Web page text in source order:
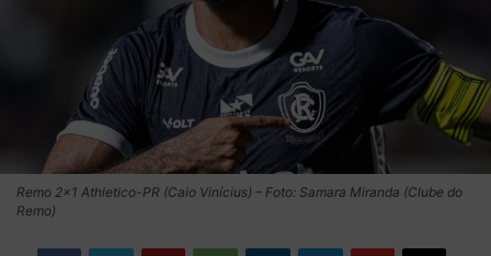
Remo 2×1 Athletico-PR (Caio Vinícius) – Foto: Samara Miranda (Clube do
Remo)